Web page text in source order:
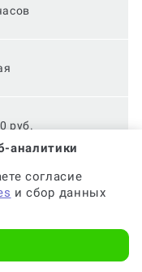
руб.
аналитики
согласие
и сбор данных